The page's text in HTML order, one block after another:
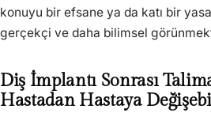
konuyu bir efsane ya da katı bir
gerçekçi ve daha bilimsel
Diş İmplantı Sonrası
Hastadan Hastaya